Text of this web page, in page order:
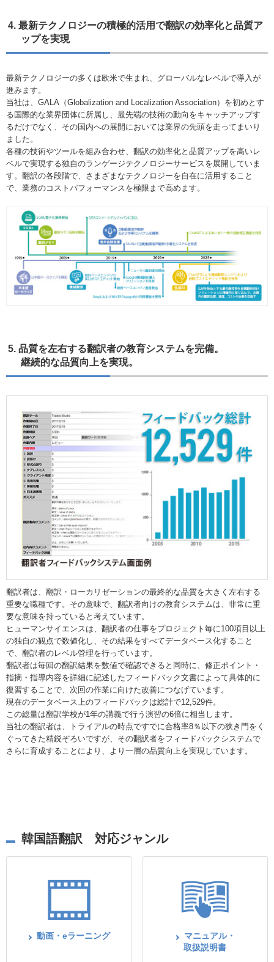
4. 最新テクノロジーの積極的活用で翻訳の効率化と品質ア
ップを実現
最新テクノロジーの多くは欧米で生まれ、グローバルなレベルで導入が
進みます。
当社は、GALA（Globalization and Localization Association）を初めとす
る国際的な業界団体に所属し、最先端の技術の動向をキャッチアップす
るだけでなく、その国内への展開においては業界の先頭を走ってまいり
ました。
各種の技術やツールを組み合わせ、翻訳の効率化と品質アップを高いレ
ベルで実現する独自のランゲージテクノロジーサービスを展開していま
す。翻訳の各段階で、さまざまなテクノロジーを自在に活用すること
で、業務のコストパフォーマンスを極限まで高めます。
5. 品質を左右する翻訳者の教育システムを完備。
継続的な品質向上を実現。
翻訳者は、翻訳・ローカリゼーションの最終的な品質を大きく左右する
重要な職種です。その意味で、翻訳者向けの教育システムは、非常に重
要な意味を持っていると考えています。
ヒューマンサイエンスは、翻訳者の仕事をプロジェクト毎に100項目以上
の独自の観点で数値化し、その結果をすべてデータベース化すること
で、翻訳者のレベル管理を行っています。
翻訳者は毎回の翻訳結果を数値で確認できると同時に、修正ポイント・
指摘・指導内容を詳細に記述したフィードバック文書によって具体的に
復習することで、次回の作業に向けた改善につなげています。
現在のデータベース上のフィードバックは総計で12,529件。
この総量は翻訳学校が1年の講義で行う演習の6倍に相当します。
当社の翻訳者は、トライアルの時点ですでに合格率8％以下の狭き門をく
ぐってきた精鋭ぞろいですが、その翻訳者をフィードバックシステムで
さらに育成することにより、より一層の品質向上を実現しています。
韓国語翻訳 対応ジャンル
動画・eラーニング
マニュアル・
取扱説明書